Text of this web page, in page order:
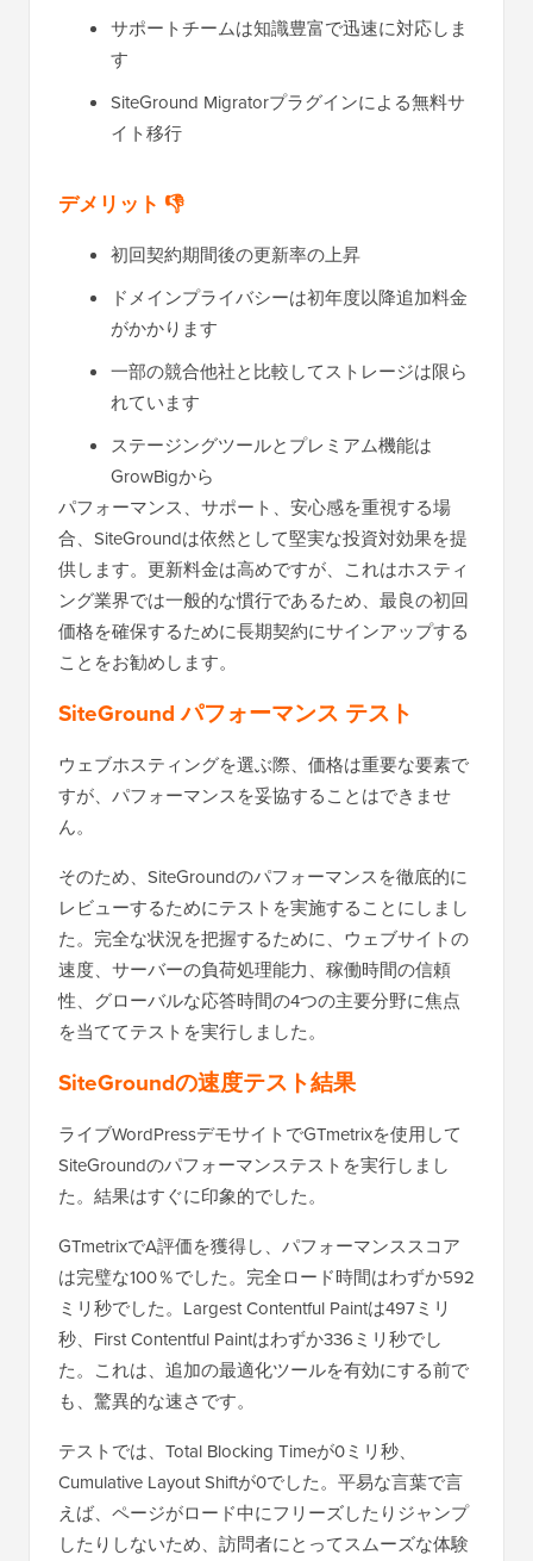
サポートチームは知識豊富で迅速に対応しま
す
SiteGround Migratorプラグインによる無料サ
イト移行
デメリット 👎
初回契約期間後の更新率の上昇
ドメインプライバシーは初年度以降追加料金
がかかります
一部の競合他社と比較してストレージは限ら
れています
ステージングツールとプレミアム機能は
GrowBigから
パフォーマンス、サポート、安心感を重視する場
合、SiteGroundは依然として堅実な投資対効果を提
供します。更新料金は高めですが、これはホスティ
ング業界では一般的な慣行であるため、最良の初回
価格を確保するために長期契約にサインアップする
ことをお勧めします。
SiteGround パフォーマンス テスト
ウェブホスティングを選ぶ際、価格は重要な要素で
すが、パフォーマンスを妥協することはできませ
ん。
そのため、SiteGroundのパフォーマンスを徹底的に
レビューするためにテストを実施することにしまし
た。完全な状況を把握するために、ウェブサイトの
速度、サーバーの負荷処理能力、稼働時間の信頼
性、グローバルな応答時間の4つの主要分野に焦点
を当ててテストを実行しました。
SiteGroundの速度テスト結果
ライブWordPressデモサイトでGTmetrixを使用して
SiteGroundのパフォーマンステストを実行しまし
た。結果はすぐに印象的でした。
GTmetrixでA評価を獲得し、パフォーマンススコア
は完璧な100％でした。完全ロード時間はわずか592
ミリ秒でした。Largest Contentful Paintは497ミリ
秒、First Contentful Paintはわずか336ミリ秒でし
た。これは、追加の最適化ツールを有効にする前で
も、驚異的な速さです。
テストでは、Total Blocking Timeが0ミリ秒、
Cumulative Layout Shiftが0でした。平易な言葉で言
えば、ページがロード中にフリーズしたりジャンプ
したりしないため、訪問者にとってスムーズな体験